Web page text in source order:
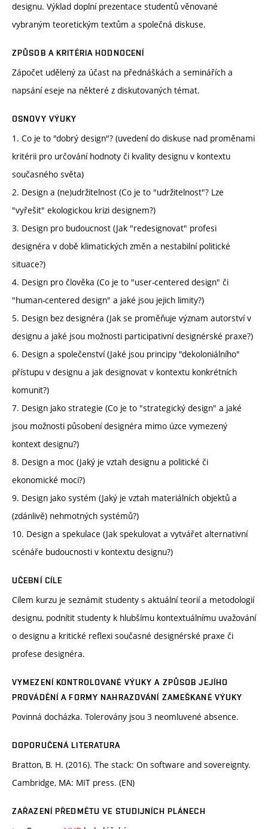
designu. Výklad doplní prezentace studentů věnované
vybraným teoretickým textům a společná diskuse.
ZPŮSOB A KRITÉRIA HODNOCENÍ
Zápočet udělený za účast na přednáškách a seminářích a
napsání eseje na některé z diskutovaných témat.
OSNOVY VÝUKY
1. Co je to "dobrý design"? (uvedení do diskuse nad proměnami
kritérii pro určování hodnoty či kvality designu v kontextu
současného světa)
2. Design a (ne)udržitelnost (Co je to "udržitelnost"? Lze
"vyřešit" ekologickou krizi designem?)
3. Design pro budoucnost (Jak "redesignovat" profesi
designéra v době klimatických změn a nestabilní politické
situace?)
4. Design pro člověka (Co je to "user-centered design" či
"human-centered design" a jaké jsou jejich limity?)
5. Design bez designéra (Jak se proměňuje význam autorství v
designu a jaké jsou možnosti participativní designérské praxe?)
6. Design a společenství (Jaké jsou principy "dekoloniálního"
přístupu v designu a jak designovat v kontextu konkrétních
komunit?)
7. Design jako strategie (Co je to "strategický design" a jaké
jsou možnosti působení designéra mimo úzce vymezený
kontext designu?)
8. Design a moc (Jaký je vztah designu a politické či
ekonomické moci?)
9. Design jako systém (Jaký je vztah materiálních objektů a
(zdánlivě) nehmotných systémů?)
10. Design a spekulace (Jak spekulovat a vytvářet alternativní
scénáře budoucnosti v kontextu designu?)
UČEBNÍ CÍLE
Cílem kurzu je seznámit studenty s aktuální teorií a metodologií
designu, podnítit studenty k hlubšímu kontextuálnímu uvažování
o designu a kritické reflexi současné designérské praxe či
profese designéra.
VYMEZENÍ KONTROLOVANÉ VÝUKY A ZPŮSOB JEJÍHO
PROVÁDĚNÍ A FORMY NAHRAZOVÁNÍ ZAMEŠKANÉ VÝUKY
Povinná docházka. Tolerovány jsou 3 neomluvené absence.
DOPORUČENÁ LITERATURA
Bratton, B. H. (2016). The stack: On software and sovereignty.
Cambridge, MA: MIT press. (EN)
ZAŘAZENÍ PŘEDMĚTU VE STUDIJNÍCH PLÁNECH